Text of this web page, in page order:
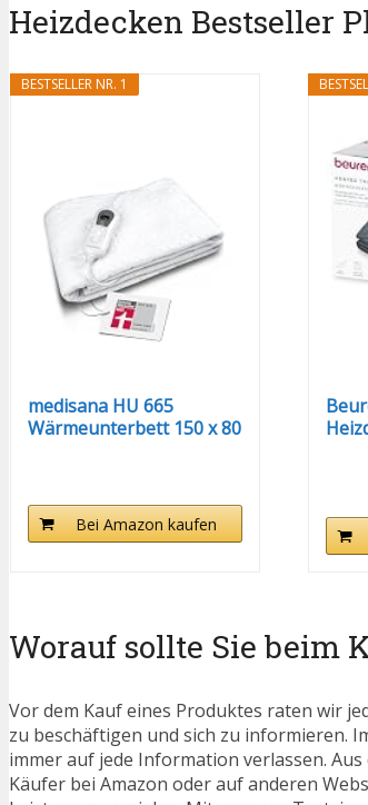
Heizdecken Bestseller
BESTSELLER NR. 1
medisana HU 665
Wärmeunterbett 150 x 80
Bei Amazon kaufen
Worauf sollte Sie beim
Vor dem Kauf eines Produktes raten wir
zu beschäftigen und sich zu informieren.
immer auf jede Information verlassen.
Käufer bei Amazon oder auf anderen